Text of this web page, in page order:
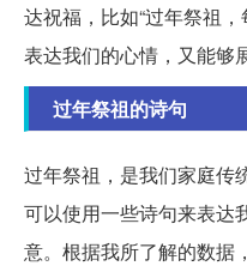
达祝福，比如“过年祭祖
表达我们的心情，又能够
过年祭祖的诗句
过年祭祖，是我们家庭传
可以使用一些诗句来表达
意。根据我所了解的数据